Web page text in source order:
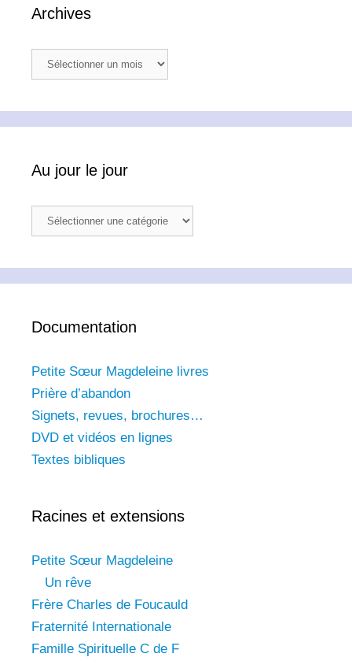
Archives
Archives
Au jour le jour
jour
jour
Documentation
Petite Sœur Magdeleine livres
Prière d’abandon
Signets, revues, brochures…
DVD et vidéos en lignes
Textes bibliques
Racines et extensions
Petite Sœur Magdeleine
Un rêve
Frère Charles de Foucauld
Fraternité Internationale
Famille Spirituelle C de F